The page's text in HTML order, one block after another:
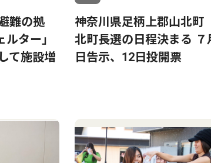
難の拠
ター」
て施設増
神奈川県足柄上郡山北
北町長選の日程決まる ７
日告示、12日投開票